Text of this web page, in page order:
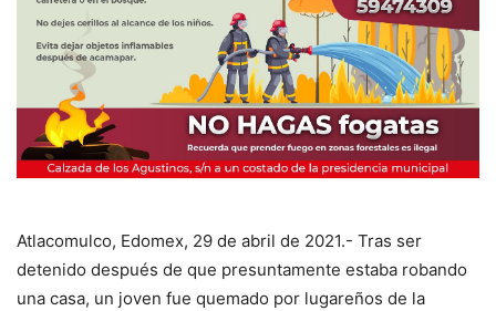
Atlacomulco, Edomex, 29 de abril de 2021.- Tras ser
detenido después de que presuntamente estaba robando
una casa, un joven fue quemado por lugareños de la